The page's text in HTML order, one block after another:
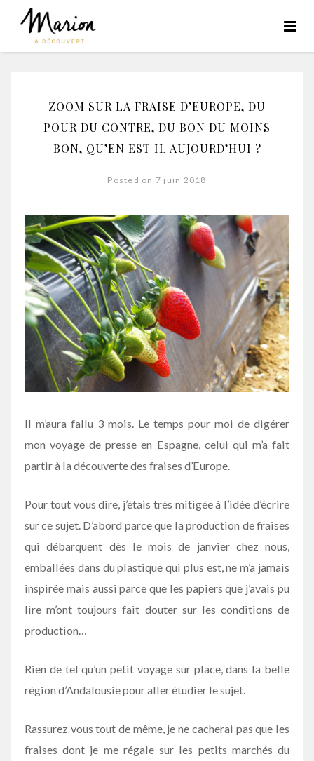
ZOOM SUR LA FRAISE D’EUROPE, DU
POUR DU CONTRE, DU BON DU MOINS
BON, QU’EN EST IL AUJOURD’HUI ?
Posted on 7 juin 2018
Il m’aura fallu 3 mois. Le temps pour moi de digérer
mon voyage de presse en Espagne, celui qui m’a fait
partir à la découverte des fraises d’Europe.
Pour tout vous dire, j’étais très mitigée à l’idée d’écrire
sur ce sujet. D’abord parce que la production de fraises
qui débarquent dès le mois de janvier chez nous,
emballées dans du plastique qui plus est, ne m’a jamais
inspirée mais aussi parce que les papiers que j’avais pu
lire m’ont toujours fait douter sur les conditions de
production…
Rien de tel qu’un petit voyage sur place, dans la belle
région d’Andalousie pour aller étudier le sujet.
Rassurez vous tout de même, je ne cacherai pas que les
fraises dont je me régale sur les petits marchés du